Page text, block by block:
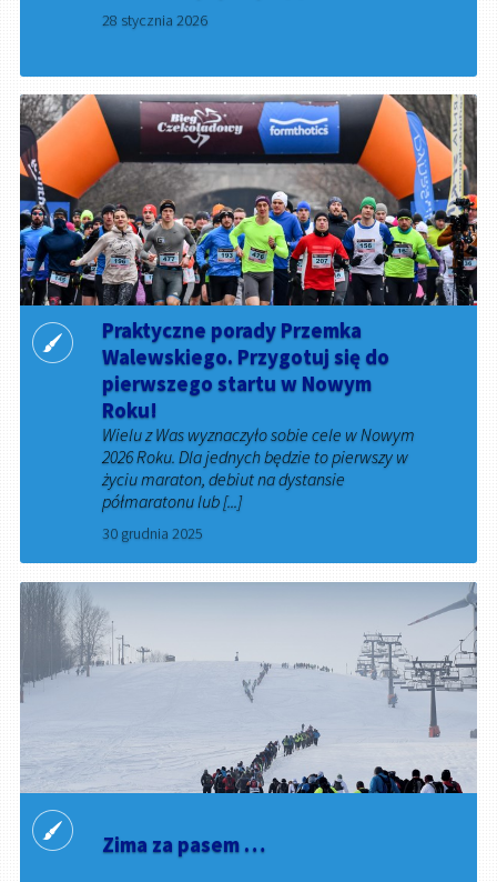
28 stycznia 2026
Praktyczne porady Przemka
Walewskiego. Przygotuj się do
pierwszego startu w Nowym
Roku!
Wielu z Was wyznaczyło sobie cele w Nowym
2026 Roku. Dla jednych będzie to pierwszy w
życiu maraton, debiut na dystansie
półmaratonu lub [...]
30 grudnia 2025
Zima za pasem …